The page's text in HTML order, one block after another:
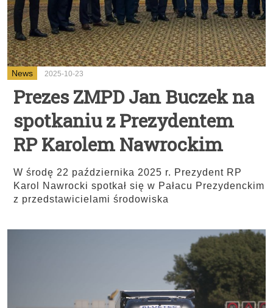
News 2025-10-23
Prezes ZMPD Jan Buczek na
spotkaniu z Prezydentem
RP Karolem Nawrockim
W środę 22 października 2025 r. Prezydent RP
Karol Nawrocki spotkał się w Pałacu Prezydenckim
z przedstawicielami środowiska